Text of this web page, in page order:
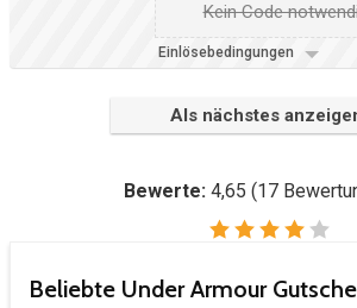
Kein Code
Einlösebedingungen
Als nächstes
Bewerte: 4,65 (17
Beliebte Under Armour